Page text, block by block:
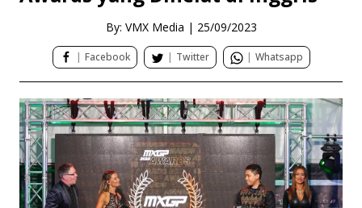
By: VMX Media | 25/09/2023
| Facebook | Twitter | Whatsapp